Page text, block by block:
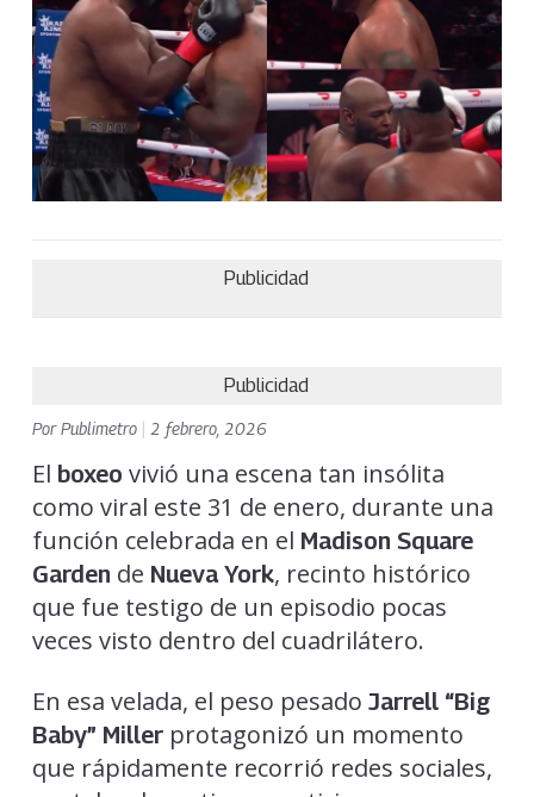
Publicidad
Publicidad
PorPublimetro 2 febrero, 2026
El boxeo vivió una escena tan insólita
como viral este 31 de enero, durante una
función celebrada en el Madison Square
Garden de Nueva York, recinto histórico
que fue testigo de un episodio pocas
veces visto dentro del cuadrilátero.
En esa velada, el peso pesado Jarrell “Big
Baby” Millerprotagonizó un momento
que rápidamente recorrió redes sociales,